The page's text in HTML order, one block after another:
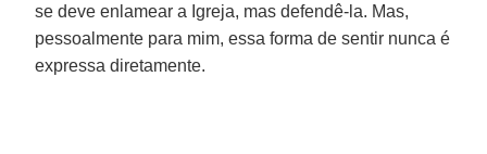
se deve enlamear a Igreja, mas defendê-la. Mas,
pessoalmente para mim, essa forma de sentir nunca é
expressa diretamente.